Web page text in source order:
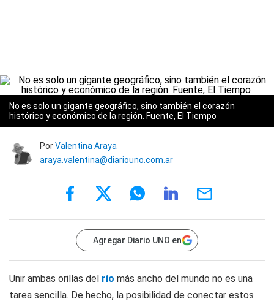
No es solo un gigante geográfico, sino también el corazón
histórico y económico de la región. Fuente, El Tiempo
PorValentina Araya
araya.valentina@diariouno.com.ar
Agregar Diario UNO en
Unir ambas orillas del río más ancho del mundo no es una
tarea sencilla. De hecho, la posibilidad de conectar estos